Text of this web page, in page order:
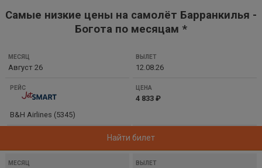
Самые низкие цены на самолёт Барранкилья -
Богота по месяцам *
МЕСЯЦ
ВЫЛЕТ
РЕЙС
Август 26 12.08.26
B&H Airlines (5345)
4 833 ₽
Найти билет